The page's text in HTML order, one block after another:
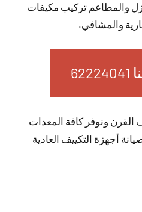
والمطاعم تركيب مكيفات
والمشافي.
ونوفر كافة المعدات
أجهزة التكييف العادية